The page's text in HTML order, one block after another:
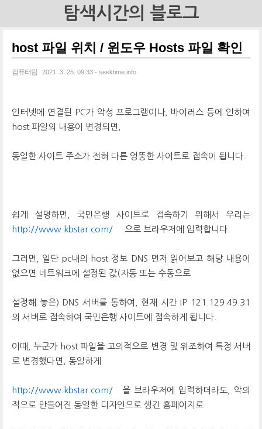
탐색시간의 블로그
host 파일 위치 / 윈도우 Hosts 파일 확인
컴퓨터팁 2021. 3. 25. 09:33 - seektime.info
인터넷에 연결된 PC가 악성 프로그램이나, 바이러스 등에 인하여
host 파일의 내용이 변경되면,
동일한 사이트 주소가 전혀 다른 엉뚱한 사이트로 접속이 됩니다.
쉽게 설명하면, 국민은행 사이트로 접속하기 위해서 우리는
http://www.kbstar.com/
으로 브라우저에 입력합니다.
그러면, 일단 pc내의 host 정보 DNS 먼저 읽어보고 해당 내용이
없으면 네트워크에 설정된 값(자동 또는 수동으로
설정해 놓은) DNS 서버를 통하여, 현재 시간 IP 121.129.49.31
의 서버로 접속하여 국민은행 사이트에 접속하게 됩니다.
이때, 누군가 host 파일을 고의적으로 변경 및 위조하여 특정 서버
로 변경했다면, 동일하게
http://www.kbstar.com/
을 브라우저에 입력하더라도, 악의
적으로 만들어진 동일한 디자인으로 생긴 홈페이지로